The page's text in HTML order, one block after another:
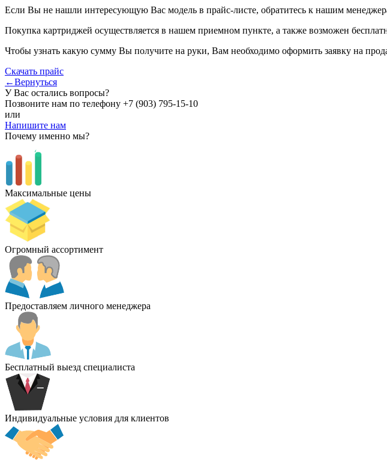
Если Вы не нашли интересующую Вас модель в прайс-листе, обратитесь к нашим
Покупка картриджей осуществляется в нашем приемном пункте, а также возможен
Чтобы узнать какую сумму Вы получите на руки, Вам необходимо оформить заявку на
Скачать прайс
←Вернуться
У Вас остались вопросы?
Позвоните нам по телефону +7 (903) 795-15-10
или
Напишите нам
Почему именно мы?
Максимальные цены
Огромный ассортимент
Предоставляем личного менеджера
Бесплатный выезд специалиста
Индивидуальные условия для клиентов